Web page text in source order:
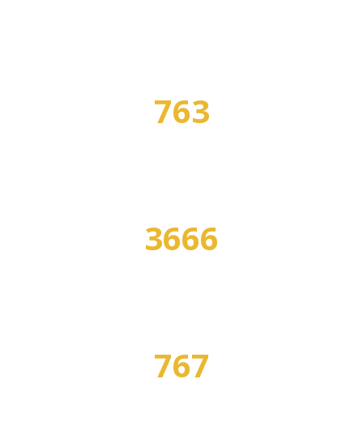
763
3666
767